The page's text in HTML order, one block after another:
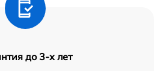
до 3-х лет